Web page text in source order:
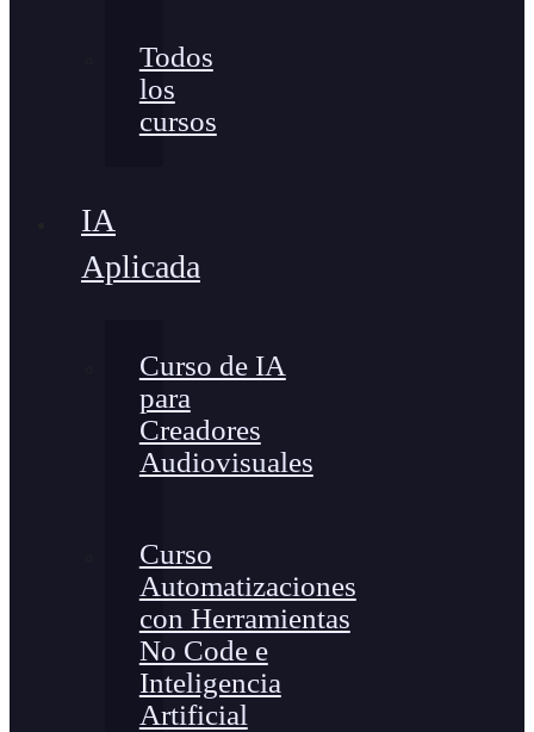
Todos
los
cursos
IA
Aplicada
Curso de IA
para
Creadores
Audiovisuales
Curso
Automatizaciones
con Herramientas
No Code e
Inteligencia
Artificial